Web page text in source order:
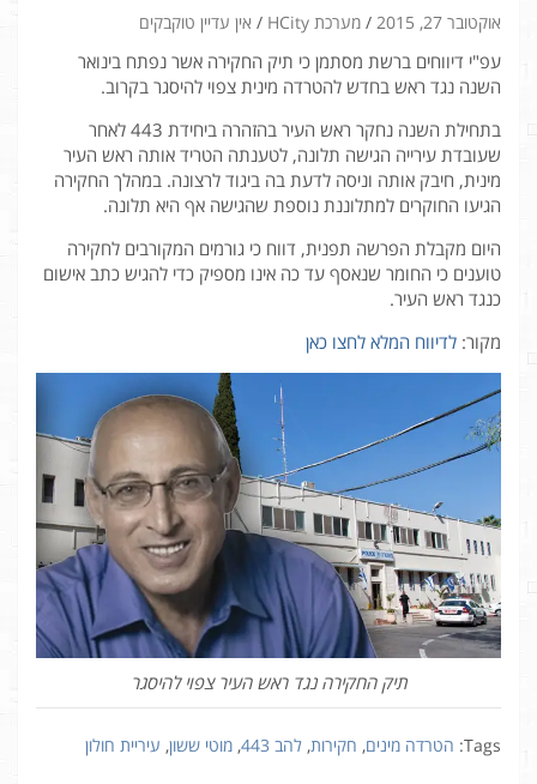
אוקטובר 27, 2015 מערכת HCity אין עדיין טוקבקים
עפ"י דיווחים ברשת מסתמן כי תיק החקירה אשר נפתח בינואר
השנה נגד ראש בחדש להטרדה מינית צפוי להיסגר בקרוב.
בתחילת השנה נחקר ראש העיר בהזהרה ביחידת 443 לאחר
שעובדת עירייה הגישה תלונה, לטענתה הטריד אותה ראש העיר
מינית, חיבק אותה וניסה לדעת בה ביגוד לרצונה. במהלך החקירה
הגיעו החוקרים למתלוננת נוספת שהגישה אף היא תלונה.
היום מקבלת הפרשה תפנית, דווח כי גורמים המקורבים לחקירה
טוענים כי החומר שנאסף עד כה אינו מספיק כדי להגיש כתב אישום
כנגד ראש העיר.
מקור: לדיווח המלא לחצו כאן
תיק החקירה נגד ראש העיר צפוי להיסגר
Tags: הטרדה מינים, חקירות, להב 443 , מוטי ששון, עיריית חולון